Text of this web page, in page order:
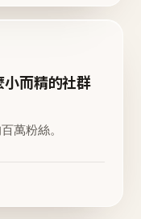
而精的社群
萬粉絲。